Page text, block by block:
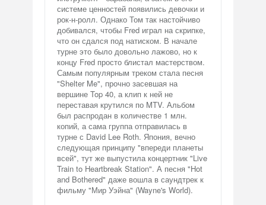
системе ценностей появились девочки и
рок-н-ролл. Однако Том так настойчиво
добивался, чтобы Fred играл на скрипке,
что он сдался под натиском. В начале
турне это было довольно лажово, но к
концу Fred просто блистал мастерством.
Самым популярным треком стала песня
"Shelter Me", прочно засевшая на
вершине Top 40, а клип к ней не
переставая крутился по MTV. Альбом
был распродан в количестве 1 млн.
копий, а сама группа отправилась в
турне с David Lee Roth. Япония, вечно
следующая принципу "впереди планеты
всей", тут же выпустила концертник "Live
Train to Heartbreak Station". А песня "Hot
and Bothered" даже вошла в саундтрек к
фильму "Мир Уэйна" (Wayne's World).